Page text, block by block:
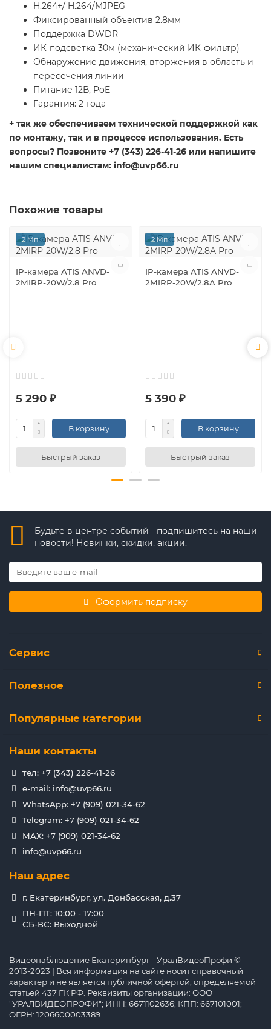
H.264+/ H.264/MJPEG
Фиксированный объектив 2.8мм
Поддержка DWDR
ИК-подсветка 30м (механический ИК-фильтр)
Обнаружение движения, вторжения в область и
пересечения линии
Питание 12В, PoE
Гарантия: 2 года
+ так же обеспечиваем технической поддержкой как
по монтажу, так и в процессе использования. Есть
вопросы? Позвоните +7 (343) 226-41-26 или напишите
нашим специалистам: info@uvp66.ru
Похожие товары
2 Мп
IP-камера ATIS ANVD-
2MIRP-20W/2.8 Pro
5 290 ₽
В корзину
Быстрый заказ
2 Мп
IP-камера ATIS ANVD-
2MIRP-20W/2.8A Pro
5 390 ₽
В корзину
Быстрый заказ
Будьте в центре событий - подпишитесь на наши
новости! Новинки, скидки, акции.
Оформить подписку
Сервис
Полезное
Популярные категории
Наши контакты
тел: +7 (343) 226-41-26
e-mail: info@uvp66.ru
WhatsApp: +7 (909) 021-34-62
Telegram: +7 (909) 021-34-62
MAX: +7 (909) 021-34-62
info@uvp66.ru
Наш адрес
г. Екатеринбург, ул. Донбасская, д.37
ПН-ПТ: 10:00 - 17:00
СБ-ВС: Выходной
Видеонаблюдение Екатеринбург - УралВидеоПрофи ©
2013-2023 | Вся информация на сайте носит справочный
характер и не является публичной офертой, определяемой
статьей 437 ГК РФ. Реквизиты организации: ООО
"УРАЛВИДЕОПРОФИ"; ИНН: 6671102636; КПП: 667101001;
ОГРН: 1206600003389